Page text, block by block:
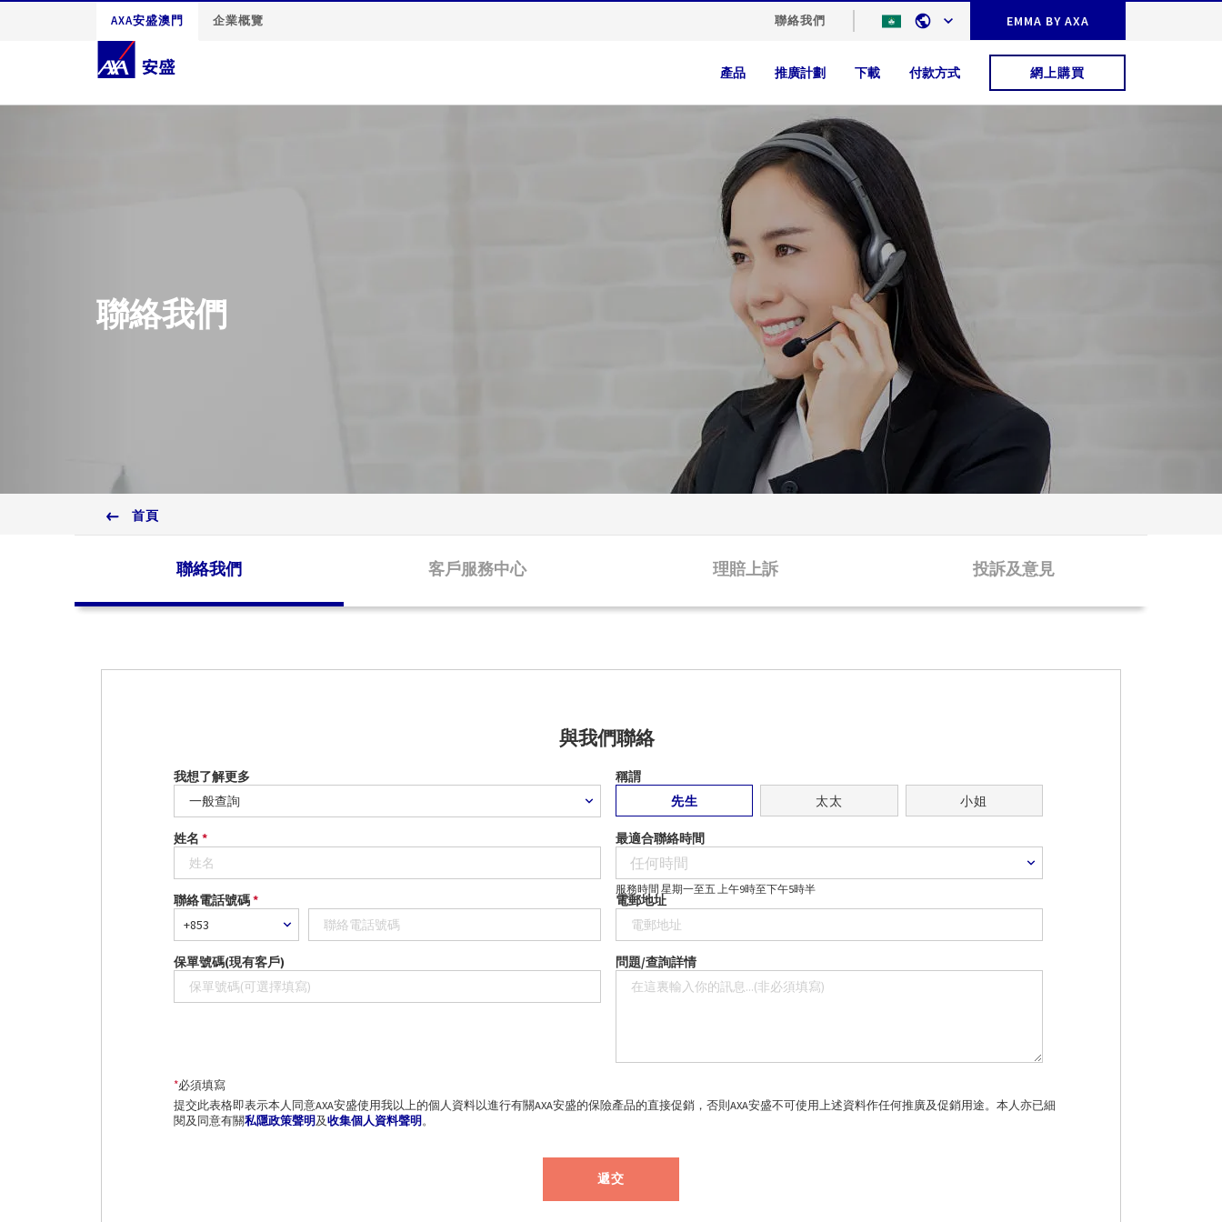
AXA安盛澳門 企業概覽 聯絡我們 EMMA BY AXA
產品 推廣計劃 下載 付款方式 網上購買
聯絡我們
首頁
聯絡我們 客戶服務中心 理賠上訴 投訴及意見
與我們聯絡
我想了解更多
稱謂
先生
太太 小姐
姓名 * 最適合聯絡時間
服務時間 星期一至五 上午9時至下午5時半
聯絡電話號碼* 電郵地址
保單號碼(現有客戶) 問題/查詢詳情
*必須填寫
提交此表格即表示本人同意AXA安盛使用我以上的個人資料以進行有關AXA安盛的保險產品的直接促銷，否則AXA安盛不可使用上述資料作任何推廣及促銷用途。本人亦已細
閱及同意有關私隱政策聲明 及收集個人資料聲明 。
遞交